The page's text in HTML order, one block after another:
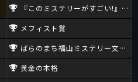
『このミステリーがすごい!』大賞
メフィスト賞
ばらのまち福山ミステリー文学新
黄金の本格